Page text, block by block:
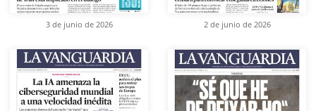
3 de junio de 2026 2 de junio de 2026